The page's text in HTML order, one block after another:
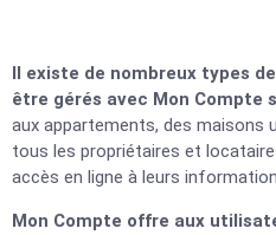
Il existe de nombreux types
être gérés avec Mon Compte
aux appartements, des maisons
tous les propriétaires et
accès en ligne à leurs
Mon Compte offre aux